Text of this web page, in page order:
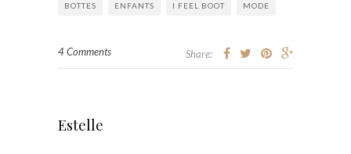
BOTTES ENFANTS I FEEL BOOT MODE
4 Comments Share:
Estelle